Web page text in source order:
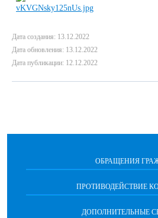
Дата создания: 13.12.2022
Дата обновления: 13.12.2022
Дата публикации: 12.12.2022
ОБРАЩЕНИЯ
ПРОТИВОДЕЙСТВИЕ
ДОПОЛНИТЕЛЬНЫЕ